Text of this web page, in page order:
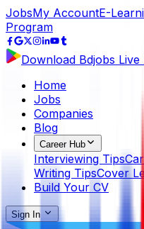
JobsMy AccountE-
Program
Download Bdjobs Live
Home
Jobs
Companies
Blog
Career Hub
Interviewing Tips
Writing TipsCover
Build Your CV
Sign In